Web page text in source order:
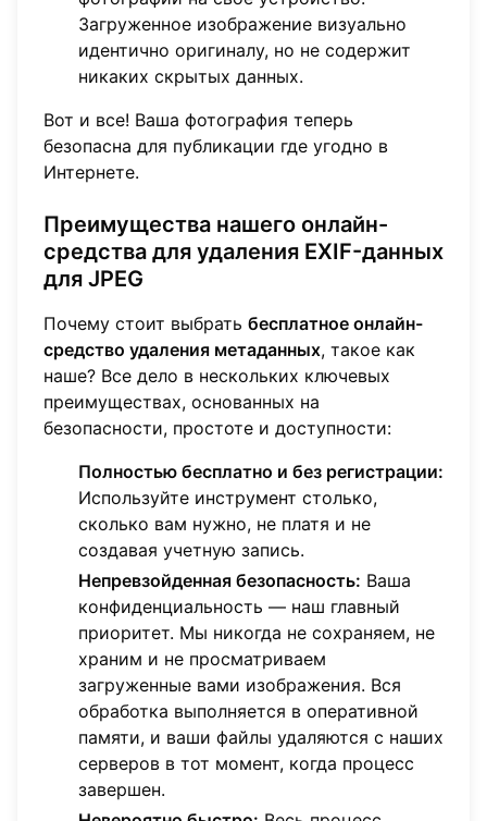
Загруженное изображение визуально
идентично оригиналу, но не содержит
никаких скрытых данных.
Вот и все! Ваша фотография теперь
безопасна для публикации где угодно в
Интернете.
Преимущества нашего онлайн-
средства для удаления EXIF-данных
для JPEG
Почему стоит выбрать бесплатное онлайн-
средство удаления метаданных, такое как
наше? Все дело в нескольких ключевых
преимуществах, основанных на
безопасности, простоте и доступности:
Полностью бесплатно и без регистрации:
Используйте инструмент столько,
сколько вам нужно, не платя и не
создавая учетную запись.
Непревзойденная безопасность: Ваша
конфиденциальность — наш главный
приоритет. Мы никогда не сохраняем, не
храним и не просматриваем
загруженные вами изображения. Вся
обработка выполняется в оперативной
памяти, и ваши файлы удаляются с наших
серверов в тот момент, когда процесс
завершен.